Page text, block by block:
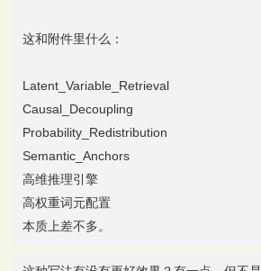
这和附件里什么：
Latent_Variable_Retrieval
Causal_Decoupling
Probability_Redistribution
Semantic_Anchors
高维推理引擎
高权重词元配置
本质上差不多。